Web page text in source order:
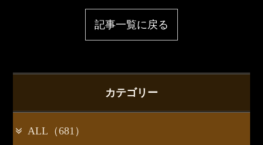
記事一覧に戻る
カテゴリー
ALL（681）